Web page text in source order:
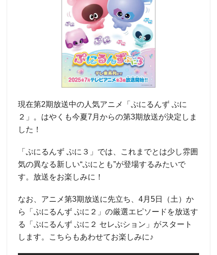
現在第2期放送中の人気アニメ「ぷにるんず ぷに
２」。はやくも今夏7月からの第3期放送が決定しま
した！
「ぷにるんず ぷに３」では、これまでとは少し雰囲
気の異なる新しい“ぷにとも”が登場するみたいで
す。放送をお楽しみに！
なお、アニメ第3期放送に先立ち、4月5日（土）か
ら「ぷにるんず ぷに２」の厳選エピソードを放送す
る「ぷにるんず ぷに２ セレぷション」がスタート
します。こちらもあわせてお楽しみに♪